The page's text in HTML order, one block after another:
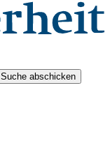
Suche abschicken